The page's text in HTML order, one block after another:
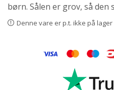
børn. Sålen er grov, så
Denne vare er p.t. ikke på